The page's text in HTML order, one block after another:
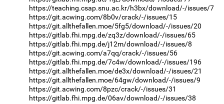
https://teaching.csap.snu.ac.kr/h3bx/download/-/issues/7
https://git.acwing.com/8b0v/crack/-/issues/15
https://git.allthefallen.moe/5fg5/download/-/issues/20
https://gitlab.fhi.mpg.de/zq3z/download/-/issues/65
https://gitlab.fhi.mpg.de/j12m/download/-/issues/8
https://git.acwing.com/a7qq/crack/-/issues/56
https://gitlab.fhi.mpg.de/7c4w/download/-/issues/196
https://git.allthefallen.moe/de3x/download/-/issues/21
https://git.allthefallen.moe/64gw/download/-/issues/9
https://git.acwing.com/8pzc/crack/-/issues/31
https://gitlab.fhi.mpg.de/06av/download/-/issues/38